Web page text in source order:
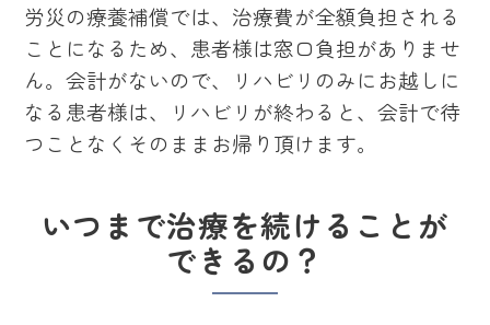
労災の療養補償では、治療費が全額負担される
ことになるため、患者様は窓口負担がありませ
ん。会計がないので、リハビリのみにお越しに
なる患者様は、リハビリが終わると、会計で待
つことなくそのままお帰り頂けます。
いつまで治療を続けることが
できるの？